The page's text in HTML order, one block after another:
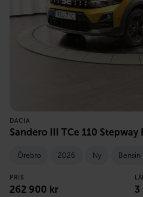
DACIA
Sandero III TCe 110 Stepway
Örebro 2026 Ny Bensin
PRIS
262 900 kr 3